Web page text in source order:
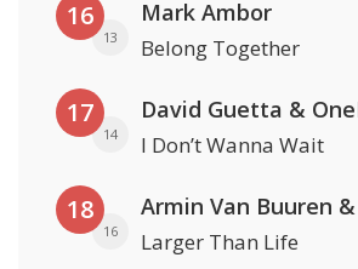
16
13
Mark Ambor
Belong Together
17
14
David Guetta &
I Don’t Wanna Wait
18
16
Armin Van Buuren
Larger Than Life